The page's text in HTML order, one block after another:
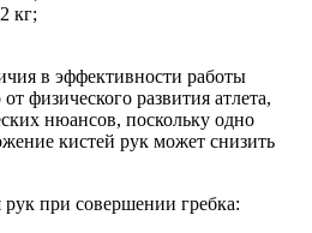
кг;
в эффективности работы
физического развития атлета,
нюансов, поскольку одно
кистей рук может снизить
при совершении гребка: